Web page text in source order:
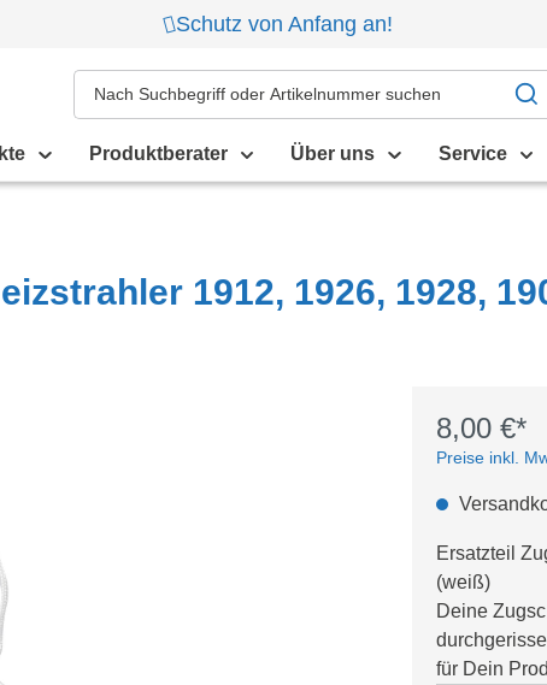
Schutz von Anfang an!
Produktberater Über uns Service
1912, 1926, 1928,
8,00 €*
Preise inkl.
Ersatzteil
(weiß)
Deine
für Dein